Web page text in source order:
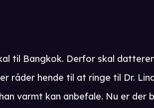
til Bangkok. Derfor skal
råder hende til at ringe til Dr.
varmt kan anbefale. Nu er der